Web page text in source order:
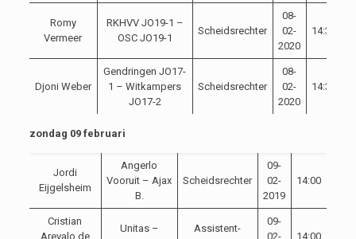
Romy
Vermeer
RKHVV JO19-1 –
OSC JO19-1
Scheidsrechter
08-
02-
2020
14:30
Djoni Weber
Gendringen JO17-
1 – Witkampers
JO17-2
Scheidsrechter
08-
02-
2020
14:30
zondag 09 februari
Jordi
Eijgelsheim
Angerlo
Vooruit – Ajax
B.
Scheidsrechter
09-
02-
2019
14:00
Cristian
Arevalo de
Unitas –
Assistent-
09-
02-
14:00